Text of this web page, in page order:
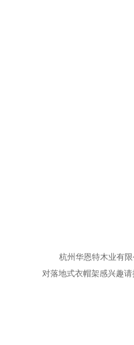
杭州华恩特木业有
对落地式衣帽架感兴趣